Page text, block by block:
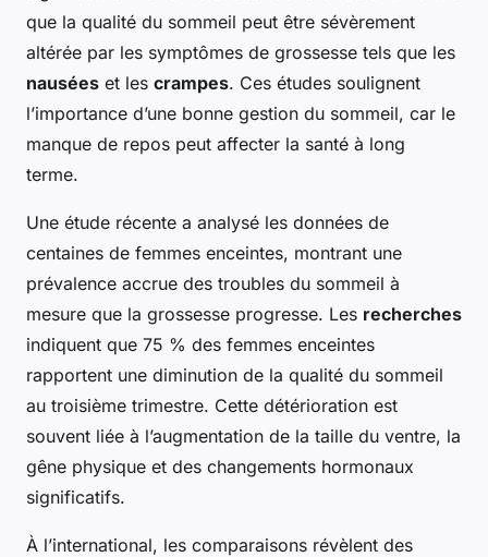
que la qualité du sommeil peut être sévèrement
altérée par les symptômes de grossesse tels que les
nausées et les crampes. Ces études soulignent
l’importance d’une bonne gestion du sommeil, car le
manque de repos peut affecter la santé à long
terme.
Une étude récente a analysé les données de
centaines de femmes enceintes, montrant une
prévalence accrue des troubles du sommeil à
mesure que la grossesse progresse. Les recherches
indiquent que 75 % des femmes enceintes
rapportent une diminution de la qualité du sommeil
au troisième trimestre. Cette détérioration est
souvent liée à l’augmentation de la taille du ventre, la
gêne physique et des changements hormonaux
significatifs.
À l’international, les comparaisons révèlent des